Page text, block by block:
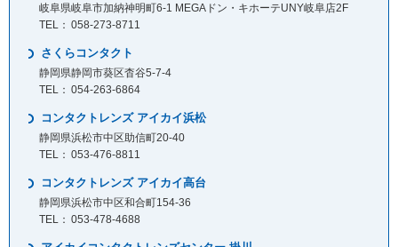
岐阜県岐阜市加納神明町6-1 MEGAドン・キホーテUNY岐阜店2F
058-273-8711
さくらコンタクト
静岡県静岡市葵区杳谷5-7-4
054-263-6864
コンタクトレンズ アイカイ浜松
静岡県浜松市中区助信町20-40
053-476-8811
コンタクトレンズ アイカイ高台
静岡県浜松市中区和合町154-36
053-478-4688